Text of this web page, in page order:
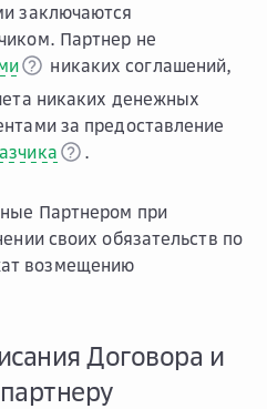
заключаются
Партнер не
никаких соглашений,
никаких денежных
за предоставление
.
Партнером при
своих обязательств по
возмещению
Договора и